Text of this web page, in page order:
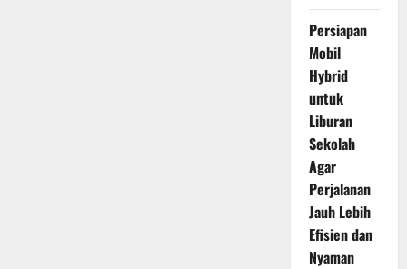
Persiapan
Mobil
Hybrid
untuk
Liburan
Sekolah
Agar
Perjalanan
Jauh Lebih
Efisien dan
Nyaman